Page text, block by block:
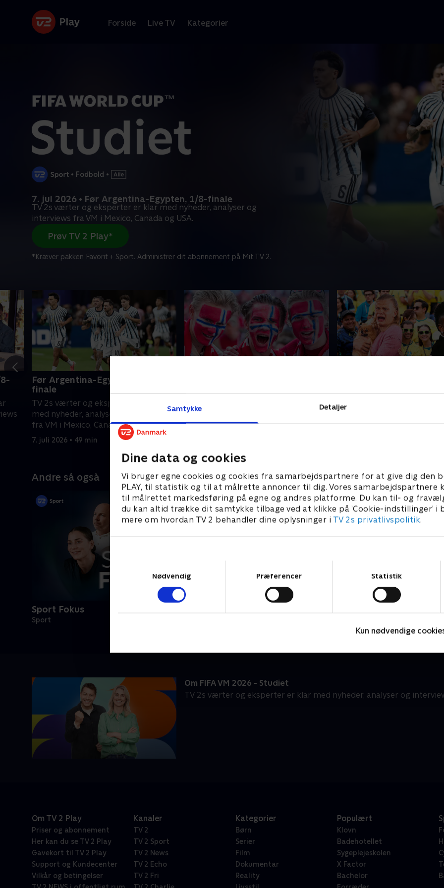
Samtykke Detaljer
Dine data og cookies
Vi bruger egne cookies og cookies fra samarbejdspartnere for at give dig den
PLAY, til statistik og til at målrette annoncer til dig. Vores samarbejdspartnere
til målrettet markedsføring på egne og andres platforme. Du kan til- og
du kan altid trække dit samtykke tilbage ved at klikke på ’Cookie-indstillinger’ i
mere om hvordan TV 2 behandler dine oplysninger i TV 2s privatlivspolitik.
Nødvendig
Præferencer Statistik
Kun nødvendige
Forside Live TV Kategorier
• Fodbold •
7. jul 2026 • Før Argentina-Egypten, 1/8-finale
TV 2s værter og eksperter er klar med nyheder, analyser og
interviews fra VM i Mexico, Canada og USA.
Prøv TV 2 Play*
*Kræver pakken Favorit + Sport. Administrer dit abonnement på Mit TV 2.
Før Argentina-Egypten, 1/8-
finale
TV 2s værter og eksperter er klar
med nyheder, analyser og interviews
fra VM i Mexico, Canada og USA.
7. juli 2026 • 49 min
TV 2s værter og eksperter er klar
med nyheder, analyser og interviews
fra VM i Mexico, Canada og USA.
med nyheder, analyser og
Andre så også
Sport Fokus
Sport
Om FIFA VM 2026 - Studiet
TV 2s værter og eksperter er klar med nyheder, analyser og
Om TV 2 Play
Priser og abonnement
Her kan du se TV 2 Play
Gavekort til TV 2 Play
Support og Kundecenter
Vilkår og betingelser
Kanaler
TV 2
TV 2 Sport
TV 2 News
TV 2 Echo
TV 2 Fri
Kategorier
Børn
Serier
Film
Dokumentar
Reality
Populært
Klovn
Badehotellet
Sygeplejeskolen
X Factor
Bachelor